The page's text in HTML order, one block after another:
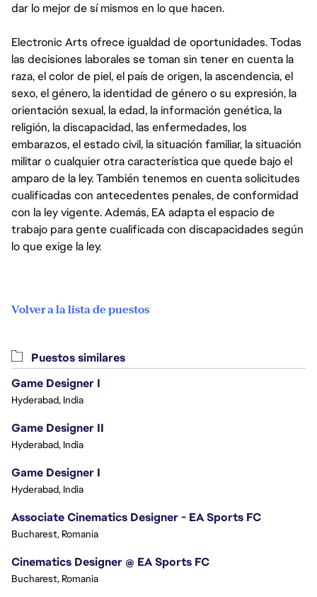
dar lo mejor de sí mismos en lo que hacen.
Electronic Arts ofrece igualdad de oportunidades. Todas
las decisiones laborales se toman sin tener en cuenta la
raza, el color de piel, el país de origen, la ascendencia, el
sexo, el género, la identidad de género o su expresión, la
orientación sexual, la edad, la información genética, la
religión, la discapacidad, las enfermedades, los
embarazos, el estado civil, la situación familiar, la situación
militar o cualquier otra característica que quede bajo el
amparo de la ley. También tenemos en cuenta solicitudes
cualificadas con antecedentes penales, de conformidad
con la ley vigente. Además, EA adapta el espacio de
trabajo para gente cualificada con discapacidades según
lo que exige la ley.
Volver a la lista de puestos
Puestos similares
Game Designer I
Hyderabad, India
Game Designer II
Hyderabad, India
Game Designer I
Hyderabad, India
Associate Cinematics Designer - EA Sports FC
Bucharest, Romania
Cinematics Designer @ EA Sports FC
Bucharest, Romania